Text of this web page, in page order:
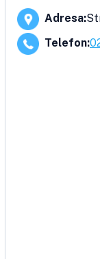
Adresa:
Telefon: